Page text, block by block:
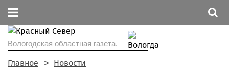
Вологодская областная газета.
Главное Новости